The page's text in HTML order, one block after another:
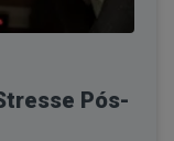
Pós-